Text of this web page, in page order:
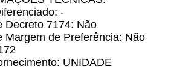
-
Decreto 7174: Não
Margem de Preferência: Não
UNIDADE